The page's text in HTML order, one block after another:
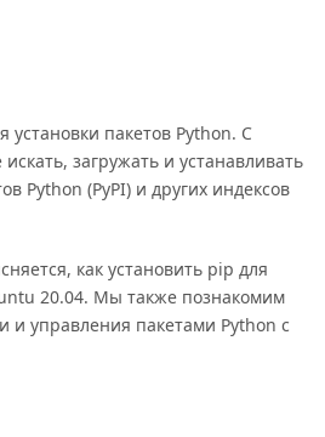
установки пакетов Python. С
загружать и устанавливать
Python (PyPI) и других индексов
как установить pip для
20.04. Мы также познакомим
и управления пакетами Python с